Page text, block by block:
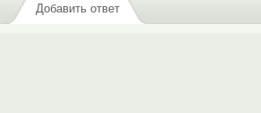
Добавить ответ